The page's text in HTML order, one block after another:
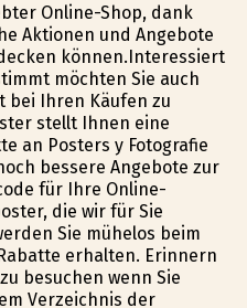
Online-Shop, dank
Aktionen und Angebote
können.Interessiert
möchten Sie auch
bei Ihren Käufen zu
stellt Ihnen eine
an Posters y Fotografie
bessere Angebote zur
für Ihre Online-
die wir für Sie
Sie mühelos beim
erhalten. Erinnern
besuchen wenn Sie
Verzeichnis der